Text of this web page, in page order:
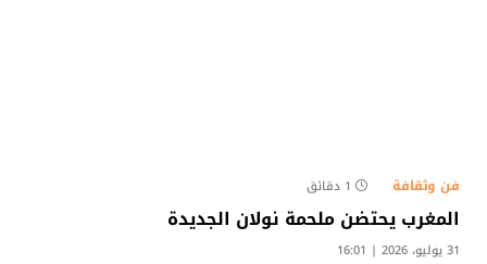
فن وثقافة 1 دقائق
المغرب يحتضن ملحمة نولان الجديدة
31 يوليو، 2026 | 16:01